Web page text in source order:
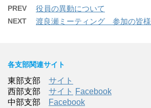
PREV 役員の異動について
NEXT 渡良瀬ミーティング 参加の皆様
各支部関連サイト
東部支部 サイト
西部支部 サイト Facebook
中部支部
Facebook